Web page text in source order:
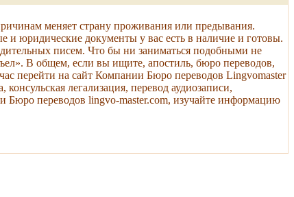
меняет страну проживания или предывания.
и юридические документы у вас есть в наличие и готовы.
писем. Что бы ни заниматься подобными не
В общем, если вы ищите, апостиль, бюро переводов,
перейти на сайт Компании Бюро переводов Lingvomaster
легализация, перевод аудиозаписи,
Бюро переводов lingvo-master.com, изучайте информацию